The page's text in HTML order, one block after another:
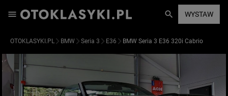
WYSTAW
OTOKLASYKI.PL BMW Seria 3 E36 BMW Seria 3 E36 320i Cabrio